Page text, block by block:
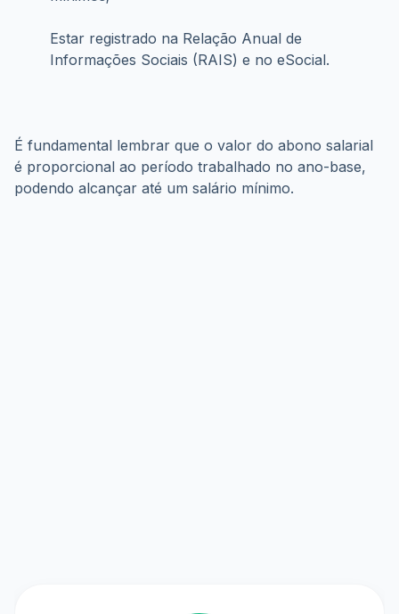
Estar registrado na Relação Anual de
Informações Sociais (RAIS) e no eSocial.
É fundamental lembrar que o valor do abono salarial
é proporcional ao período trabalhado no ano-base,
podendo alcançar até um salário mínimo.